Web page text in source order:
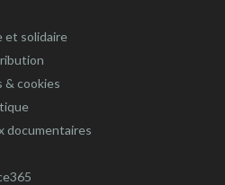
et solidaire
& cookies
documentaires